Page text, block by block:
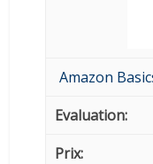
Amazon